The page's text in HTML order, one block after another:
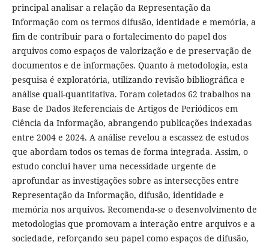
principal analisar a relação da Representação da
Informação com os termos difusão, identidade e memória, a
fim de contribuir para o fortalecimento do papel dos
arquivos como espaços de valorização e de preservação de
documentos e de informações. Quanto à metodologia, esta
pesquisa é exploratória, utilizando revisão bibliográfica e
análise quali-quantitativa. Foram coletados 62 trabalhos na
Base de Dados Referenciais de Artigos de Periódicos em
Ciência da Informação, abrangendo publicações indexadas
entre 2004 e 2024. A análise revelou a escassez de estudos
que abordam todos os temas de forma integrada. Assim, o
estudo conclui haver uma necessidade urgente de
aprofundar as investigações sobre as intersecções entre
Representação da Informação, difusão, identidade e
memória nos arquivos. Recomenda-se o desenvolvimento de
metodologias que promovam a interação entre arquivos e a
sociedade, reforçando seu papel como espaços de difusão,